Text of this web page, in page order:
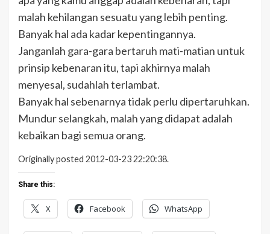
malah kehilangan sesuatu yang lebih penting.
Banyak hal ada kadar kepentingannya.
Janganlah gara-gara bertaruh mati-matian untuk
prinsip kebenaran itu, tapi akhirnya malah
menyesal, sudahlah terlambat.
Banyak hal sebenarnya tidak perlu dipertaruhkan.
Mundur selangkah, malah yang didapat adalah
kebaikan bagi semua orang.
Originally posted 2012-03-23 22:20:38.
Share this:
X Facebook WhatsApp